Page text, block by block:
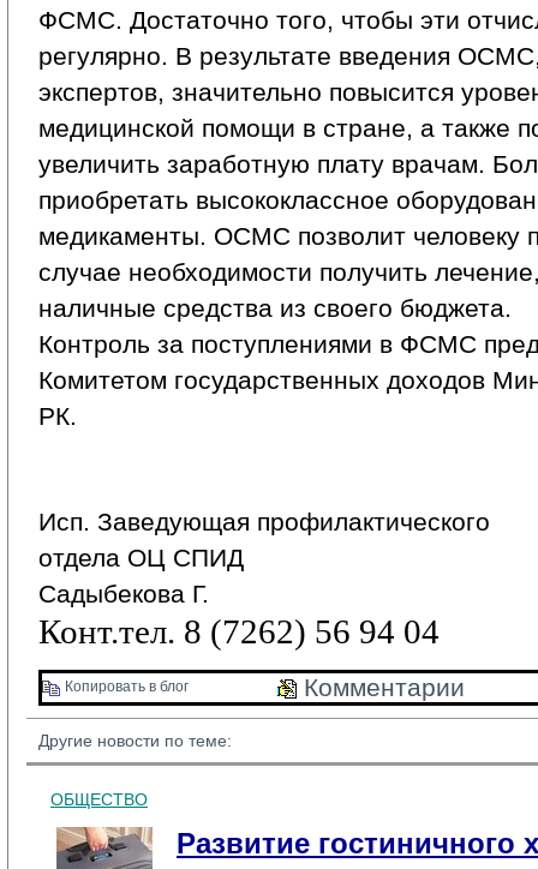
ФСМС. Достаточно того, чтобы эти
регулярно. В результате введения
экспертов, значительно повысится
медицинской помощи в стране, а также
увеличить заработную плату врачам.
приобретать высококлассное
медикаменты. ОСМС позволит человеку
случае необходимости получить
наличные средства из своего бюджета.
Контроль за поступлениями в ФСМС
Комитетом государственных доходов
РК.
Исп. Заведующая профилактического
отдела ОЦ СПИД
Садыбекова Г.
Конт.тел. 8 (7262) 56 94 04
Копировать в блог Комментарии
Другие новости по теме:
ОБЩЕСТВО
Развитие гостиничного